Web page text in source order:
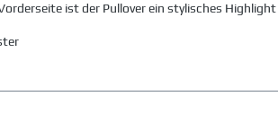
ist der Pullover ein stylisches